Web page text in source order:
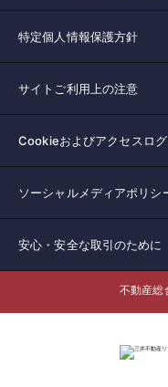
特定個人情報保護方針
サイトご利用上の注意
Cookieおよびアクセスロ
ソーシャルメディアポリシ
安心・安全な取引のために
不動産総